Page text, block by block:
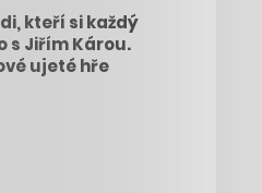
kteří si každý
s Jiřím Károu.
ujeté hře